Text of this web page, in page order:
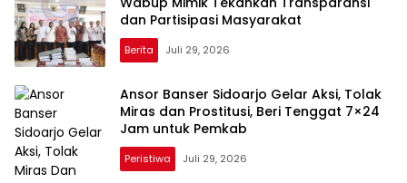
dan Partisipasi Masyarakat
Berita Juli 29, 2026
Ansor Banser Sidoarjo Gelar Aksi, Tolak
Miras dan Prostitusi, Beri Tenggat 7×24
Jam untuk Pemkab
Peristiwa Juli 29, 2026